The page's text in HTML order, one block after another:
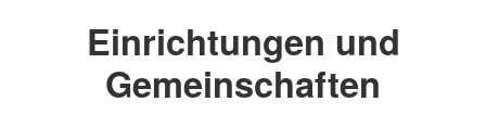
Einrichtungen und
Gemeinschaften